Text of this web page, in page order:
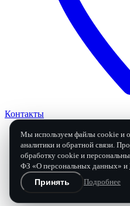
Контакты
Заявка на ремонт
Бесплатная
Мы используем файлы cookie и
аналитики и обратной связи.
обработку cookie и
ФЗ «О персональных данных» и
Принять Подробнее